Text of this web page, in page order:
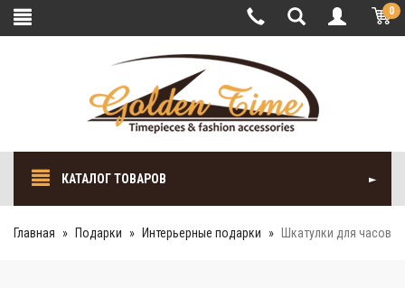
0
КАТАЛОГ ТОВАРОВ
Главная Подарки Интерьерные подарки Шкатулки для часов